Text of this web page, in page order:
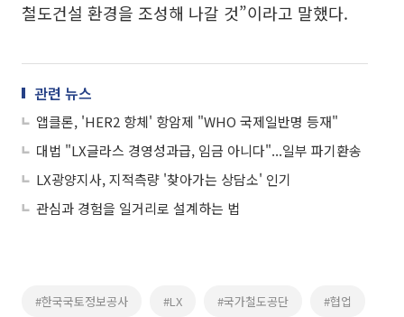
철도건설 환경을 조성해 나갈 것”이라고 말했다.
관련 뉴스
앱클론, 'HER2 항체' 항암제 "WHO 국제일반명 등재"
대법 "LX글라스 경영성과급, 임금 아니다"...일부 파기환송
LX광양지사, 지적측량 '찾아가는 상담소' 인기
관심과 경험을 일거리로 설계하는 법
#한국국토정보공사 #LX #국가철도공단 #협업